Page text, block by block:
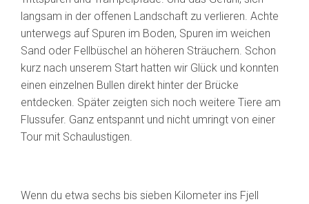
langsam in der offenen Landschaft zu verlieren. Achte
unterwegs auf Spuren im Boden, Spuren im weichen
Sand oder Fellbüschel an höheren Sträuchern. Schon
kurz nach unserem Start hatten wir Glück und konnten
einen einzelnen Bullen direkt hinter der Brücke
entdecken. Später zeigten sich noch weitere Tiere am
Flussufer. Ganz entspannt und nicht umringt von einer
Tour mit Schaulustigen.
Wenn du etwa sechs bis sieben Kilometer ins Fjell